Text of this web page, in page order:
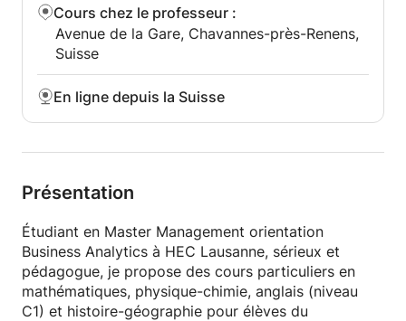
Cours chez le professeur :
Avenue de la Gare, Chavannes-près-Renens,
Suisse
En ligne depuis la Suisse
Présentation
Étudiant en Master Management orientation
Business Analytics à HEC Lausanne, sérieux et
pédagogue, je propose des cours particuliers en
mathématiques, physique-chimie, anglais (niveau
C1) et histoire-géographie pour élèves du